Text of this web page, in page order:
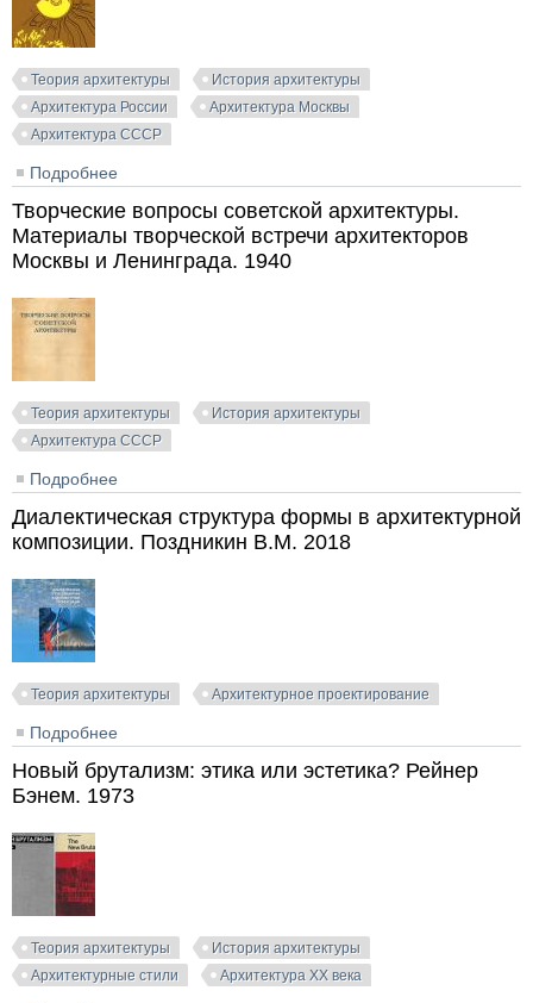
Теория архитектуры
История архитектуры
Архитектура России
Архитектура Москвы
Архитектура СССР
Подробнее
в архитектуре Москвы и Подмосковья). Лебедев
Ю.С. 1983
Творческие вопросы советской архитектуры.
Материалы творческой встречи архитекторов
Москвы и Ленинграда. 1940
Теория архитектуры
История архитектуры
Архитектура СССР
Подробнее
Москвы и Ленинграда. 1940
Диалектическая структура формы в архитектурной
композиции. Поздникин В.М. 2018
Теория архитектуры Архитектурное проектирование
Подробнее
Новый брутализм: этика или эстетика? Рейнер
Бэнем. 1973
Теория архитектуры
История архитектуры
Архитектурные стили
Архитектура XX века